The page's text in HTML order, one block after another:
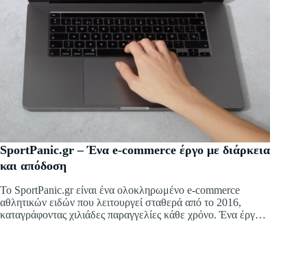
SportPanic.gr – Ένα e-commerce έργο με διάρκεια
και απόδοση
Το SportPanic.gr είναι ένα ολοκληρωμένο e-commerce
αθλητικών ειδών που λειτουργεί σταθερά από το 2016,
καταγράφοντας χιλιάδες παραγγελίες κάθε χρόνο. Ένα έργο